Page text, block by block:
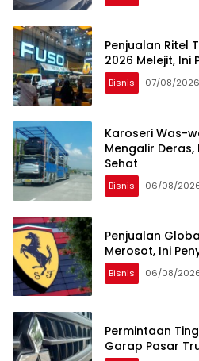
Penjualan Ritel
2026 Melejit, Ini
Bisnis 07/08/2026
Karoseri Was-
Mengalir Deras,
Sehat
Bisnis 06/08/
Penjualan
Merosot, Ini
Bisnis 06/08/
Permintaan
Garap Pasar